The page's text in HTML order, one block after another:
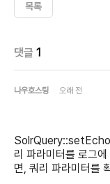
목록
댓글 1
나우호스팅 오래 전
리 파라미터를 로그
면, 쿼리 파라미터를